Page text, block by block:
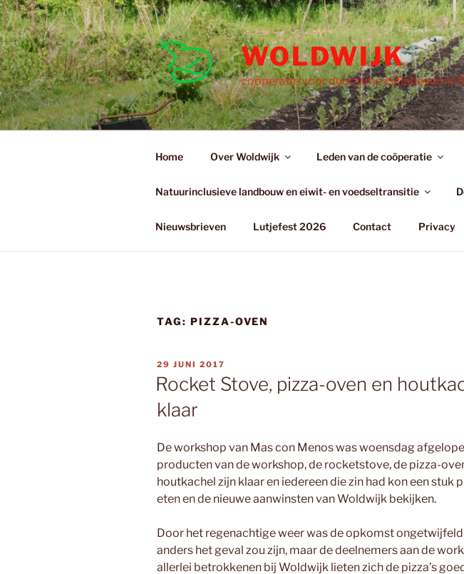
Ga
naar
de
inhoud
WOLDWIJK
coöperatie voor duurzame initiatieven in
Home Over Woldwijk Leden van de coöperatie
Natuurinclusieve landbouw en eiwit- en voedseltransitie
Nieuwsbrieven Lutjefest 2026 Contact Privacy
TAG: PIZZA-OVEN
GEPLAATST
OP
29 JUNI 2017
Rocket Stove, pizza-oven en
klaar
De workshop van Mas con Menos was woensdag
producten van de workshop, de rocketstove, de pizza-
houtkachel zijn klaar en iedereen die zin had kon een stuk
eten en de nieuwe aanwinsten van Woldwijk bekijken.
Door het regenachtige weer was de opkomst
anders het geval zou zijn, maar de deelnemers aan de
allerlei betrokkenen bij Woldwijk lieten zich de pizza’s